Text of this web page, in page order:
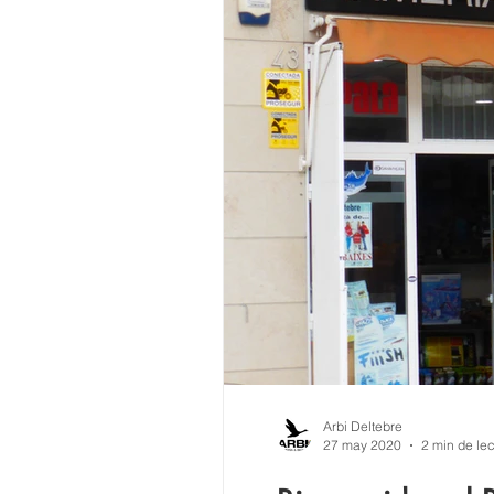
Arbi Deltebre
27 may 2020
2 min de